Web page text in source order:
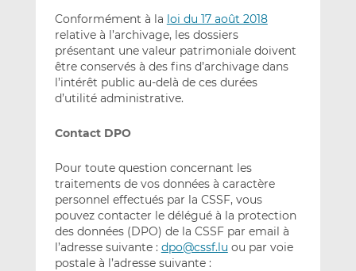
Conformément à la loi du 17 août 2018
relative à l’archivage, les dossiers
présentant une valeur patrimoniale doivent
être conservés à des fins d’archivage dans
l’intérêt public au-delà de ces durées
d’utilité administrative.
Contact DPO
Pour toute question concernant les
traitements de vos données à caractère
personnel effectués par la CSSF, vous
pouvez contacter le délégué à la protection
des données (DPO) de la CSSF par email à
l’adresse suivante : dpo@cssf.lu ou par voie
postale à l’adresse suivante :